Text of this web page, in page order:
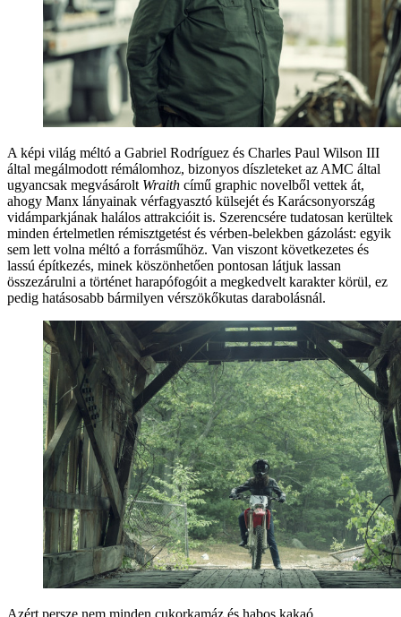
A képi világ méltó a Gabriel Rodríguez és Charles Paul Wilson III
által megálmodott rémálomhoz, bizonyos díszleteket az AMC által
ugyancsak megvásárolt Wraith című graphic novelből vettek át,
ahogy Manx lányainak vérfagyasztó külsejét és Karácsonyország
vidámparkjának halálos attrakcióit is. Szerencsére tudatosan kerültek
minden értelmetlen rémisztgetést és vérben-belekben gázolást: egyik
sem lett volna méltó a forrásműhöz. Van viszont következetes és
lassú építkezés, minek köszönhetően pontosan látjuk lassan
összezárulni a történet harapófogóit a megkedvelt karakter körül, ez
pedig hatásosabb bármilyen vérszökőkutas darabolásnál.
Azért persze nem minden cukorkamáz és habos kakaó